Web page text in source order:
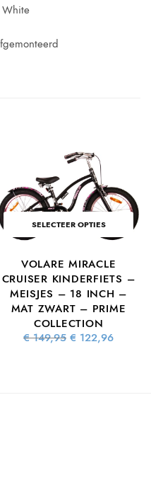
SELECTEER OPTIES
VOLARE MIRACLE
CRUISER KINDERFIETS –
MEISJES – 18 INCH –
MAT ZWART – PRIME
COLLECTION
€149,95 Oorspronkelijke
prijs was:
€ 122,96